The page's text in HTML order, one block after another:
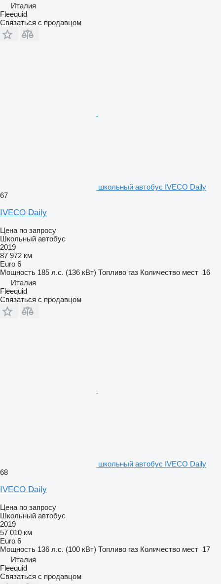
Италия
Fleequid
Связаться с продавцом
школьный автобус IVECO Daily
67
IVECO Daily
Цена по запросу
Школьный автобус
2019
87 972 км
Euro 6
Мощность 185 л.с. (136 кВт) Топливо газ Количество мест 16
Италия
Fleequid
Связаться с продавцом
школьный автобус IVECO Daily
68
IVECO Daily
Цена по запросу
Школьный автобус
2019
57 010 км
Euro 6
Мощность 136 л.с. (100 кВт) Топливо газ Количество мест 17
Италия
Fleequid
Связаться с продавцом